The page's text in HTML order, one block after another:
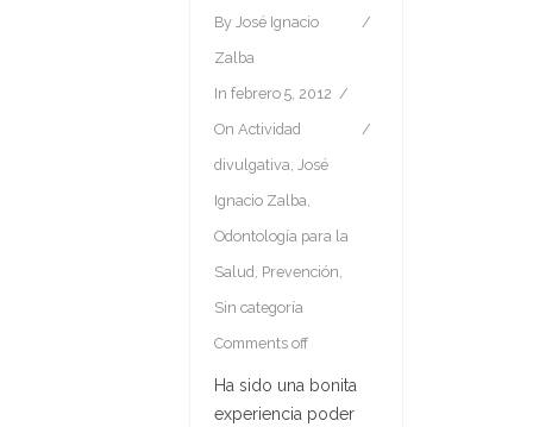
By José Ignacio
Zalba
In febrero 5, 2012
On Actividad
divulgativa
José
Ignacio Zalba
Odontología para la
Salud Prevención
Sin categoría
Comments off
Ha sido una bonita
experiencia poder